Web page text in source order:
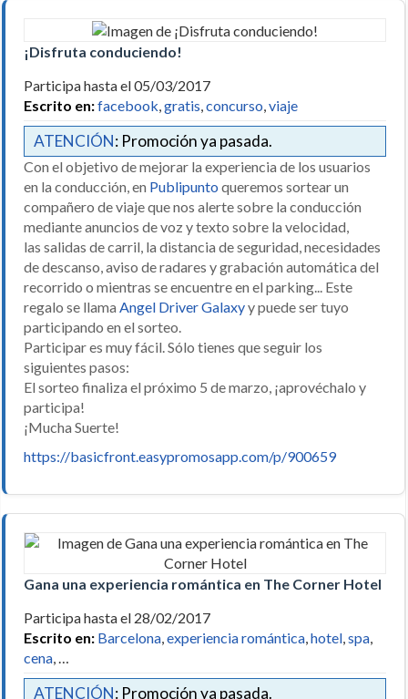
¡Disfruta conduciendo!
Participa hasta el 05/03/2017
Escrito en:facebook,gratis,concurso,viaje
ATENCIÓN: Promoción ya pasada.
Con el objetivo de mejorar la experiencia de los usuarios
en la conducción, en Publipunto queremos sortear un
compañero de viaje que nos alerte sobre la conducción
mediante anuncios de voz y texto sobre la velocidad,
las salidas de carril, la distancia de seguridad, necesidades
de descanso, aviso de radares y grabación automática del
recorrido o mientras se encuentre en el parking... Este
regalo se llama Angel Driver Galaxyy puede ser tuyo
participando en el sorteo.
Participar es muy fácil. Sólo tienes que seguir los
siguientes pasos:
El sorteo finaliza el próximo 5 de marzo, ¡aprovéchalo y
participa!
¡Mucha Suerte!
https://basicfront.easypromosapp.com/p/900659
Gana una experiencia romántica en The Corner Hotel
Participa hasta el 28/02/2017
Escrito en: Barcelona,experiencia romántica,hotel,spa,
cena, …
ATENCIÓN: Promoción ya pasada.